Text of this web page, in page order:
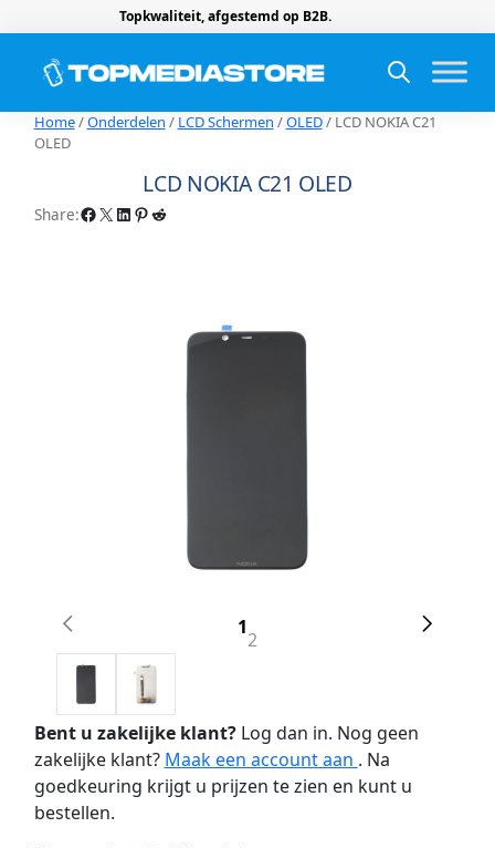
Topkwaliteit, afgestemd op B2B.
Home/Onderdelen / LCD Schermen /OLED/ LCD NOKIA C21
OLED
LCD NOKIA C21 OLED
Share:Facebook X LinkedIn Pinterest Reddit
1
2
Bent u zakelijke klant?Log dan in. Nog geen
zakelijke klant? Maak een account aan . Na
goedkeuring krijgt u prijzen te zien en kunt u
bestellen.